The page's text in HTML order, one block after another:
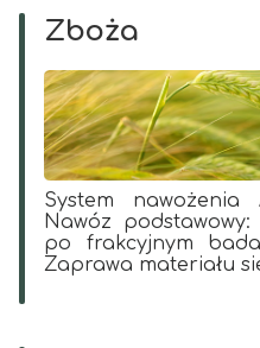
Zboża
System
Nawóz podstawowy:
po frakcyjnym
Zaprawa materiału